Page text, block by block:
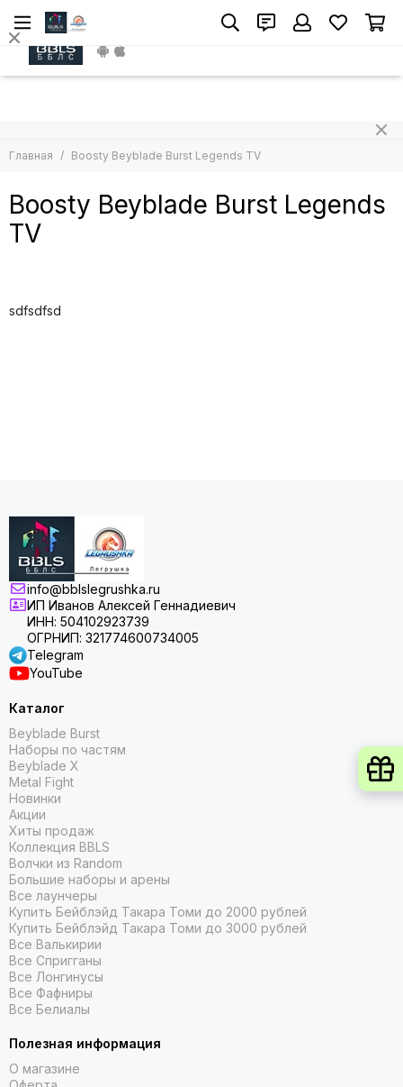
Главная Boosty Beyblade Burst Legends TV
Boosty Beyblade Burst Legends
TV
sdfsdfsd
info@bblslegrushka.ru
ИП Иванов Алексей Геннадиевич
ИНН: 504102923739
ОГРНИП: 321774600734005
Telegram
YouTube
Каталог
Beyblade Burst
Наборы по частям
Beyblade X
Metal Fight
Новинки
Акции
Хиты продаж
Коллекция BBLS
Волчки из Random
Большие наборы и арены
Все лаунчеры
Купить Бейблэйд Такара Томи до 2000 рублей
Купить Бейблэйд Такара Томи до 3000 рублей
Все Валькирии
Все Спригганы
Все Лонгинусы
Все Фафниры
Все Белиалы
Полезная информация
О магазине